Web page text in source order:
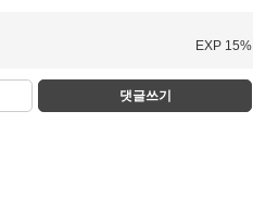
EXP 15%
댓글쓰기